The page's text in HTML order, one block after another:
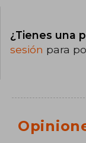
¿Tienes una
sesión para